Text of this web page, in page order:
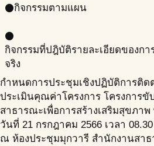
circleกิจกรรมตามแผน
circle
กิจกรรมที่ปฎิบัติรายละเอียดของก
จริง
กำหนดการประชุมเชิงปฏิบัติการติด
ประเมินคุณค่าโครงการ โครงการขั
สาธารณะเพื่อการสร้างเสริมสุขภา
วันที่ 21 กรกฎาคม 2566 เวลา
ณ ห้องประชุมมุกวารี สำนักงานสา